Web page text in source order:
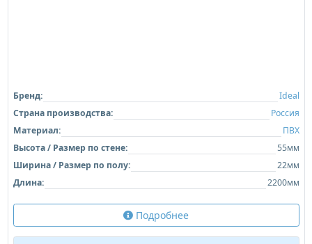
Бренд:
Ideal
Страна производства:
Россия
Материал:
ПВХ
Высота / Размер по стене:
55мм
Ширина / Размер по полу:
22мм
Длина:
2200мм
Подробнее